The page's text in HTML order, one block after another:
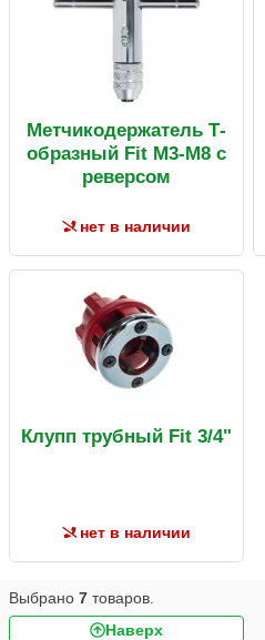
Метчикодержатель Т-
образный Fit М3-М8 с
реверсом
нет в наличии
Клупп трубный Fit 3/4"
нет в наличии
Выбрано 7 товаров.
Наверх